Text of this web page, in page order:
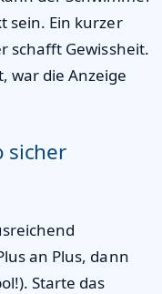
sein. Ein kurzer
schafft Gewissheit.
war die Anzeige
sicher
an Plus, dann
Starte das